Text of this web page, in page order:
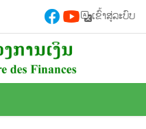
ເຂົ້າສູ່ລະບົບ